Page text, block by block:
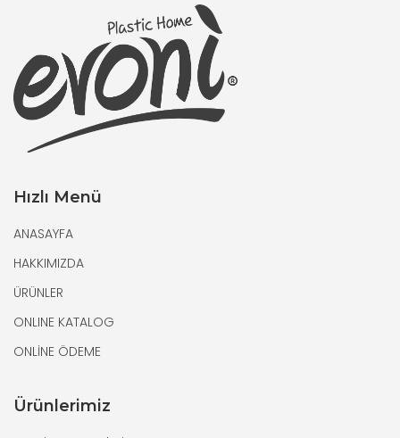
Hızlı Menü
ANASAYFA
HAKKIMIZDA
ÜRÜNLER
ONLINE KATALOG
ONLİNE ÖDEME
Ürünlerimiz